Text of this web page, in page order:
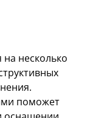
несколько
поможет